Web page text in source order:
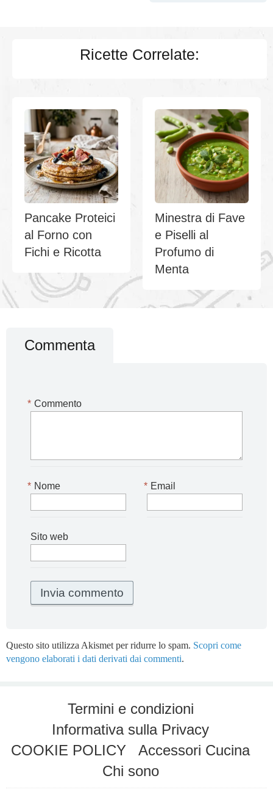
Ricette Correlate:
Pancake Proteici
al Forno con
Fichi e Ricotta
Minestra di Fave
e Piselli al
Profumo di
Menta
Commenta
Commento
*
Nome
* Email
*
Sito web
Questo sito utilizza Akismet per ridurre lo spam. Scopri come
vengono elaborati i dati derivati dai commenti.
Termini e condizioni
Informativa sulla Privacy
COOKIE POLICY
Accessori Cucina
Chi sono